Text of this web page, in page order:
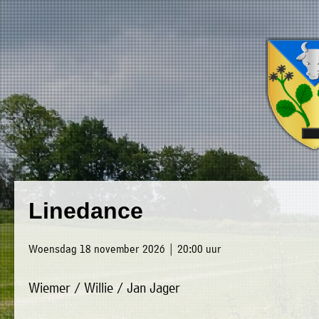
Linedance
Woensdag 18 november 2026 | 20:00 uur
Wiemer / Willie / Jan Jager
»
Nieuws
Luxwoude.net
website@luxwoude.net
Plaatselijk
dit
moment